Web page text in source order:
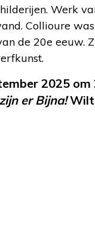
Werk
Collioure
de 20e eeuw.
2025 om
er Bijna!Wilt